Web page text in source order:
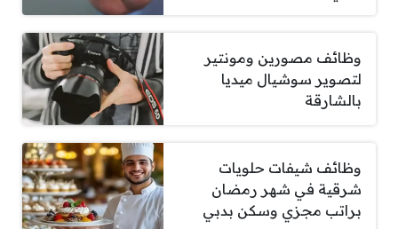
وظائف مصورين ومونتير
لتصوير سوشيال ميديا
بالشارقة
وظائف شيفات حلويات
شرقية في شهر رمضان
براتب مجزي وسكن بدبي